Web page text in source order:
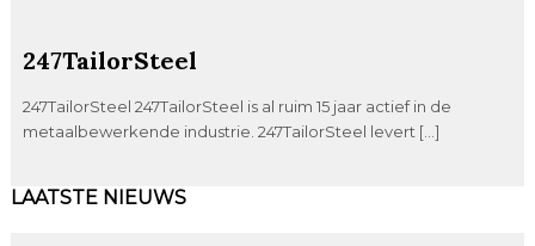
247TailorSteel
247TailorSteel 247TailorSteel is al ruim 15 jaar actief in de
metaalbewerkende industrie. 247TailorSteel levert […]
LAATSTE NIEUWS